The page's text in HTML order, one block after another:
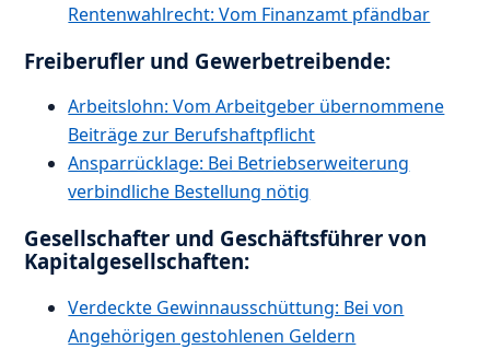
Rentenwahlrecht: Vom Finanzamt pfändbar
Freiberufler und Gewerbetreibende:
Arbeitslohn: Vom Arbeitgeber übernommene
Beiträge zur Berufshaftpflicht
Ansparrücklage: Bei Betriebserweiterung
verbindliche Bestellung nötig
Gesellschafter und Geschäftsführer von
Kapitalgesellschaften:
Verdeckte Gewinnausschüttung: Bei von
Angehörigen gestohlenen Geldern